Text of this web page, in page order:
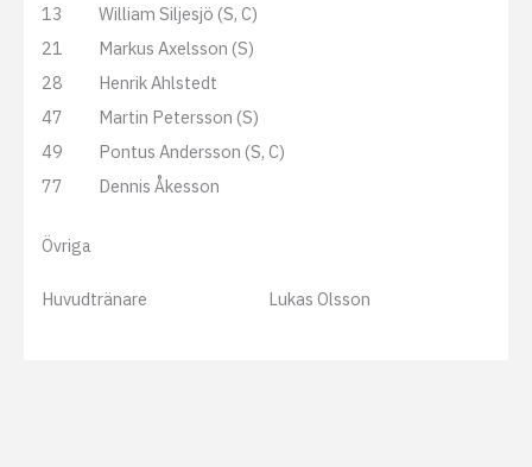
13
William Siljesjö (S, C)
21
Markus Axelsson (S)
28
Henrik Ahlstedt
47
Martin Petersson (S)
49
Pontus Andersson (S, C)
77
Dennis Åkesson
Övriga
Huvudtränare Lukas Olsson